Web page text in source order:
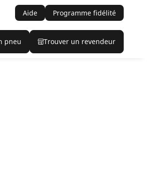
Aide Programme fidélité
pneu Trouver un revendeur